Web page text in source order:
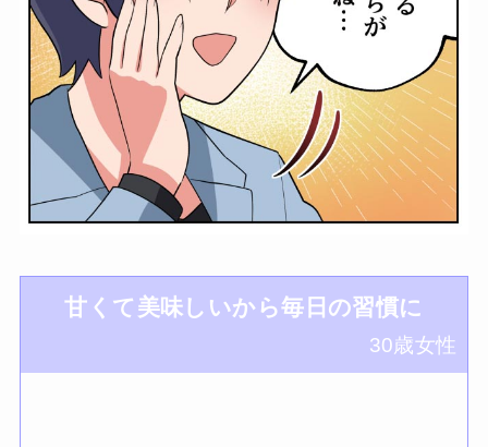
甘くて美味しいから毎日の習慣に
30歳女性